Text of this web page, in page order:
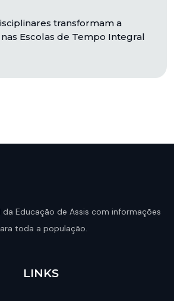
transformam a
Escolas de Tempo Integral
Educação de Assis com informações
toda a população.
LINKS